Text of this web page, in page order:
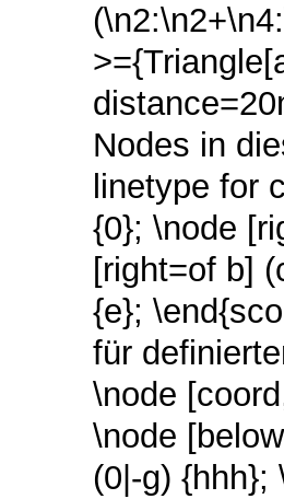
Nodes in
linetype for
{0}; \node
[right=of b]
{e};
für
\node
\node
(0|-g) {hhh};